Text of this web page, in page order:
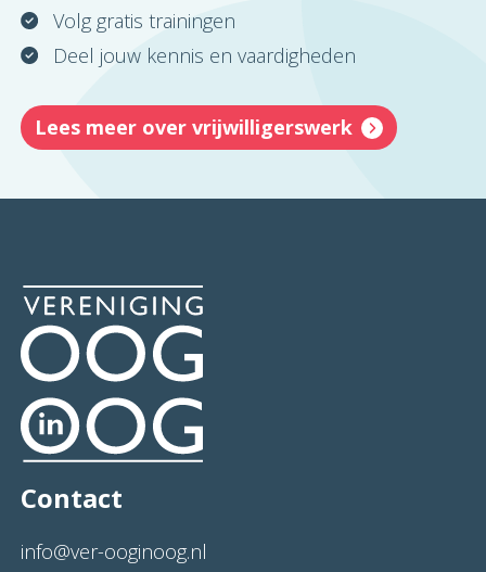
Volg gratis trainingen
Deel jouw kennis en vaardigheden
Lees meer over vrijwilligerswerk
Contact
info@ver-ooginoog.nl